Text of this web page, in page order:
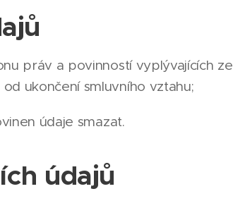
práv a povinností vyplývajících ze
ukončení smluvního vztahu;
údaje smazat.
údajů